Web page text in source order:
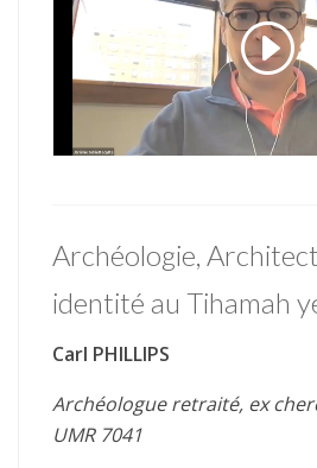
Archéologie,
identité au Tihamah
Carl PHILLIPS
Archéologue retraité, ex
UMR 7041